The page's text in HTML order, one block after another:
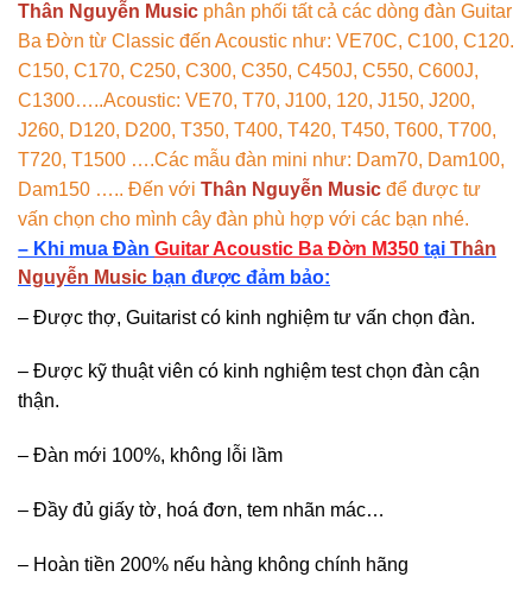
Thân Nguyễn Music phân phối tất cả các dòng đàn Guitar
Ba Đờn từ Classic đến Acoustic như: VE70C, C100, C120.
C150, C170, C250, C300, C350, C450J, C550, C600J,
C1300…..Acoustic: VE70, T70, J100, 120, J150, J200,
J260, D120, D200, T350, T400, T420, T450, T600, T700,
T720, T1500 ….Các mẫu đàn mini như: Dam70, Dam100,
Dam150 ….. Đến với Thân Nguyễn Music để được tư
vấn chọn cho mình cây đàn phù hợp với các bạn nhé.
– Khi mua Đàn Guitar Acoustic Ba Đờn M350 tại Thân
Nguyễn Music bạn được đảm bảo:
– Được thợ, Guitarist có kinh nghiệm tư vấn chọn đàn.
– Được kỹ thuật viên có kinh nghiệm test chọn đàn cận
thận.
– Đàn mới 100%, không lỗi lầm
– Đầy đủ giấy tờ, hoá đơn, tem nhãn mác…
– Hoàn tiền 200% nếu hàng không chính hãng